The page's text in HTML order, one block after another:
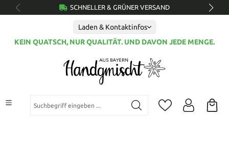
springen SCHNELLER & GRÜNER VERSAND
Laden & Kontaktinfos
KEIN QUATSCH, NUR QUALITÄT. UND DAVON JEDE MENGE.
Suchbegriff eingeben ...